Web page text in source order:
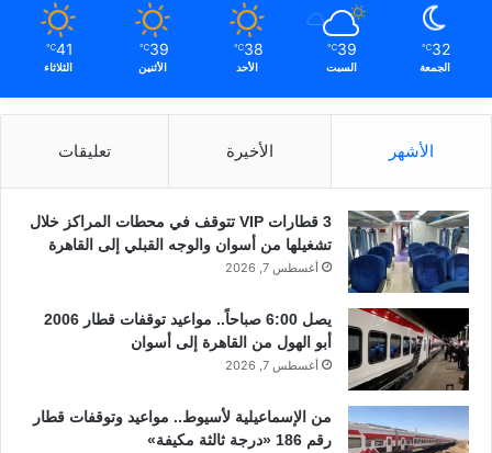
32
℃
الجمعة
39
℃
السبت
38
℃
الأحد
39
℃
الأثنين
41
℃
الثلاثاء
الأشهر الأخيرة تعليقات
3 قطارات VIP تتوقف في محطات المراكز خلال
تشغيلها من أسوان والوجه القبلي إلى القاهرة
أغسطس 7, 2026
أبو الهول من القاهرة إلى أسوان
أغسطس 7, 2026
من الإسماعيلية لأسيوط.. مواعيد وتوقفات قطار
رقم 186 «درجة ثالثة مكيفة»